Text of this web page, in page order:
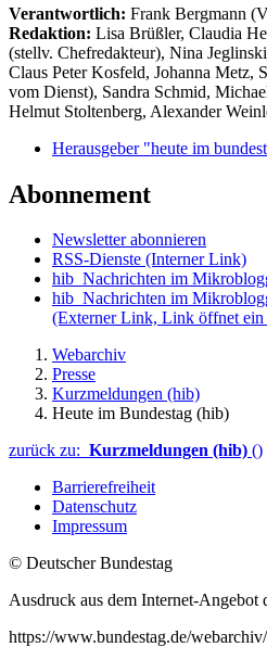
Verantwortlich: Frank Bergmann
Redaktion: Lisa Brüßler, Claudia
(stellv. Chefredakteur), Nina
Claus Peter Kosfeld, Johanna Metz,
vom Dienst), Sandra Schmid,
Helmut Stoltenberg, Alexander
Herausgeber "heute im
Abonnement
Newsletter abonnieren
RSS-Dienste (Interner Link)
hib_Nachrichten im
hib_Nachrichten im
(Externer Link, Link öffnet ein
Webarchiv
Presse
Kurzmeldungen (hib)
Heute im Bundestag (hib)
zurück zu: Kurzmeldungen (hib) ()
Barrierefreiheit
Datenschutz
Impressum
© Deutscher Bundestag
Ausdruck aus dem Internet-Angebot
https://www.bundestag.de/